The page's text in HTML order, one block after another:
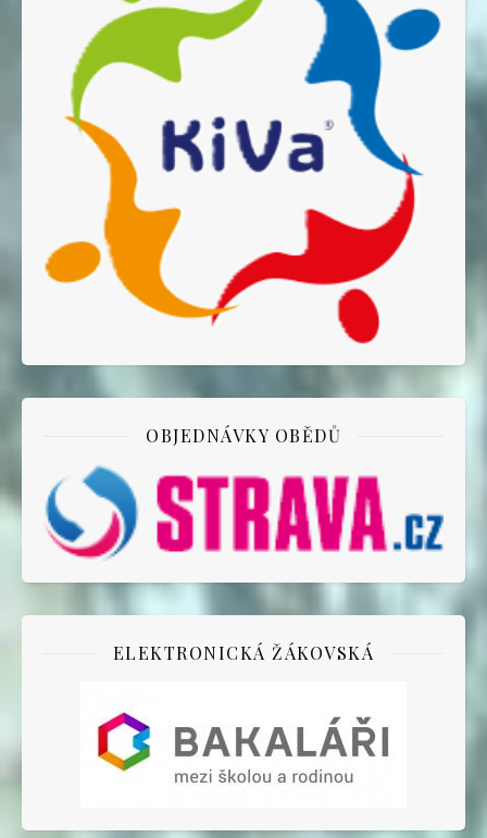
OBJEDNÁVKY OBĚDŮ
ELEKTRONICKÁ ŽÁKOVSKÁ